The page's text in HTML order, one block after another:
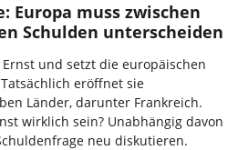
Europa muss zwischen
Schulden unterscheiden
und setzt die europäischen
eröffnet sie
Länder, darunter Frankreich.
wirklich sein? Unabhängig davon
neu diskutieren.